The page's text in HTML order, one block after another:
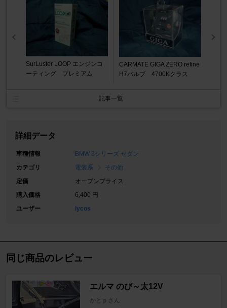
SurLuster LOOP エンジンコ
ーティング プレミアム
CARMATE GIGA ZERO refine
H7バルブ 4700Kクラス
記事一覧
詳細データ
車種情報
BMW 3シリーズ セダン
カテゴリ
電装系
その他
定価
オープンプライス
購入価格
6,400 円
ユーザー
lycos
同じ商品のレビュー
エルマ のび～太12V
かとｐさん